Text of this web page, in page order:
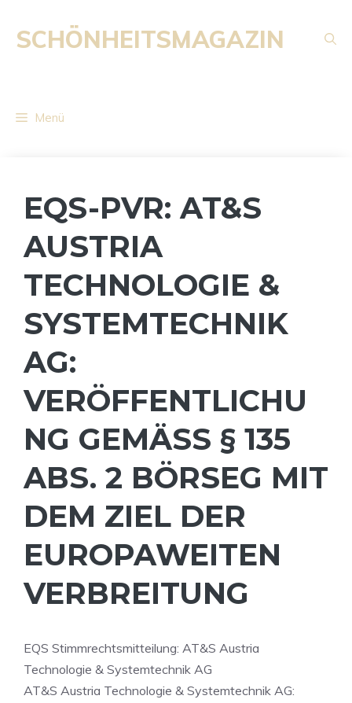
Inhalt
springen
SCHÖNHEITSMAGAZIN
Menü
EQS-PVR: AT&S
AUSTRIA
TECHNOLOGIE &
SYSTEMTECHNIK
AG:
VERÖFFENTLICHU
NG GEMÄSS § 135 A
BS. 2 BÖRSEG MIT D
EM ZIEL DER E
UROPAWEITEN V
ERBREITUNG
EQS Stimmrechtsmitteilung: AT&S Austria
Technologie & Systemtechnik AG
AT&S Austria Technologie & Systemtechnik AG: